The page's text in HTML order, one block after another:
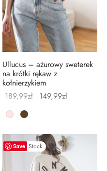
Ullucus – ażurowy sweterek
na krótki rękaw z
kołnierzykiem
189,99zł
Pierwotna
189,99zł.
149,99zł
149,99zł.
Save
Out of Stock